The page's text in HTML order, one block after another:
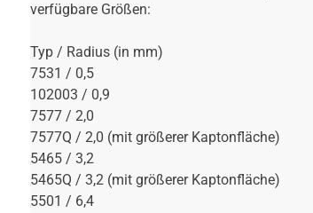
verfügbare Größen:
Typ / Radius (in mm)
7531 / 0,5
102003 / 0,9
7577 / 2,0
7577Q / 2,0 (mit größerer Kaptonfläche)
5465 / 3,2
5465Q / 3,2 (mit größerer Kaptonfläche)
5501 / 6,4